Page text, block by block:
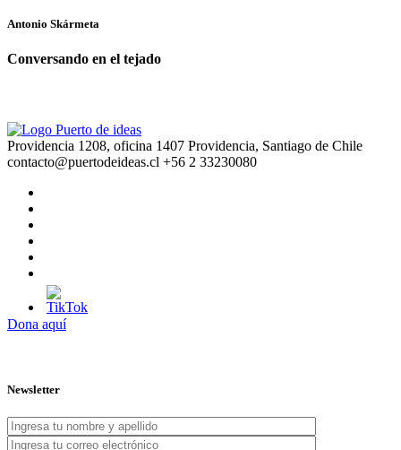
Antonio Skármeta
Conversando en el tejado
Providencia 1208, oficina 1407 Providencia, Santiago de Chile
contacto@puertodeideas.cl +56 2 33230080
Dona aquí
Newsletter